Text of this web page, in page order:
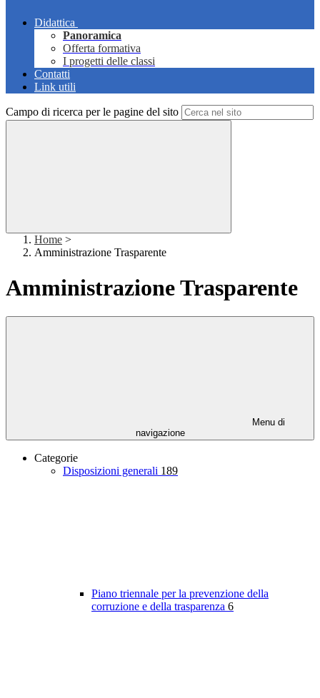
Didattica
Panoramica
Offerta formativa
I progetti delle classi
Contatti
Link utili
Campo di ricerca per le pagine del sito
Home >
Amministrazione Trasparente
Amministrazione Trasparente
Menu di
navigazione
Categorie
Disposizioni generali 189
Piano triennale per la prevenzione della
corruzione e della trasparenza 6